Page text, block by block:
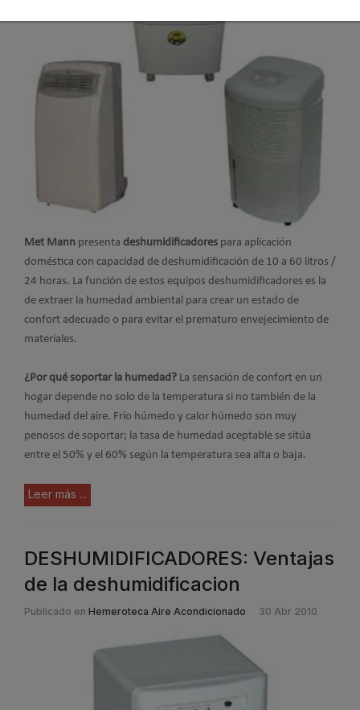
Met Mann presenta deshumidificadores para aplicación
doméstica con capacidad de deshumidificación de 10 a 60 litros /
24 horas. La función de estos equipos deshumidificadores es la
de extraer la humedad ambiental para crear un estado de
confort adecuado o para evitar el prematuro envejecimiento de
materiales.
¿Por qué soportar la humedad? La sensación de confort en un
hogar depende no solo de la temperatura si no también de la
humedad del aire. Frío húmedo y calor húmedo son muy
penosos de soportar; la tasa de humedad aceptable se sitúa
entre el 50% y el 60% según la temperatura sea alta o baja.
Leer más ...
DESHUMIDIFICADORES: Ventajas
de la deshumidificacion
Publicado en Hemeroteca Aire Acondicionado 30 Abr 2010